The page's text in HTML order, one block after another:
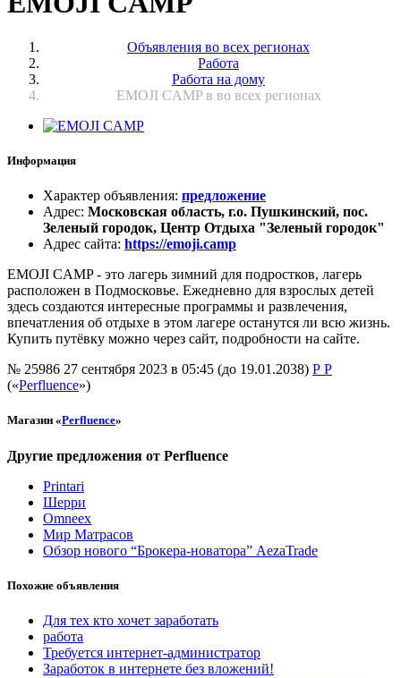
Объявления во всех регионах
Работа
Работа на дому
EMOJI CAMP в во всех регионах
Информация
Характер объявления: предложение
Адрес: Московская область, г.о. Пушкинский, пос.
Зеленый городок, Центр Отдыха "Зеленый городок"
Адрес сайта: https://emoji.camp
EMOJI CAMP - это лагерь зимний для подростков, лагерь
расположен в Подмосковье. Ежедневно для взрослых детей
здесь создаются интересные программы и развлечения,
впечатления об отдыхе в этом лагере останутся ли всю жизнь.
Купить путёвку можно через сайт, подробности на сайте.
№ 25986 27 сентября 2023 в 05:45 (до 19.01.2038) Р Р
(«Perfluence»)
Магазин «Perfluence»
Другие предложения от Perfluence
Рrintari
Шерри
Omneex
Мир Матрасов
Обзор нового “Брокера-новатора” AezaTrade
Похожие объявления
Для тех кто хочет заработать
работа
Требуется интернет-администратор
Заработок в интернете без вложений!